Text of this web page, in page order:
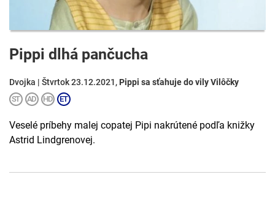
Pippi dlhá pančucha
Dvojka | Štvrtok 23.12.2021, Pippi sa sťahuje do vily Vilôčky
Veselé príbehy malej copatej Pipi nakrútené podľa knižky
Astrid Lindgrenovej.